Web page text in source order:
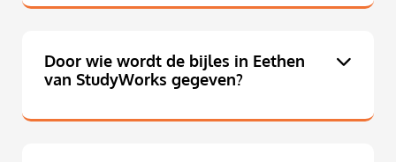
Door wie wordt de bijles in Eethen
van StudyWorks gegeven?